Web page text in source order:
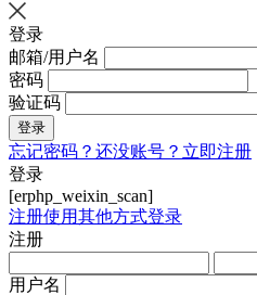
登录
邮箱/用户名
密码
验证码
登录
忘记密码？ 还没账号？立即注册
登录
[erphp_weixin_scan]
注册使用其他方式登录
注册
用户名